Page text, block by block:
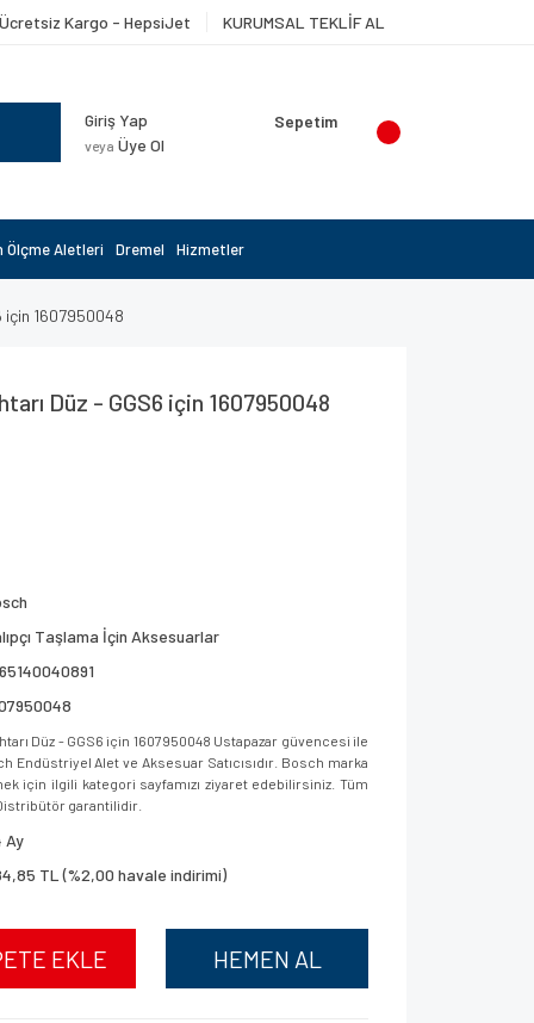
Kargo - HepsiJet KURUMSAL TEKLİF AL
Giriş Yap
veya Üye Ol
Sepetim
Ölçme Aletleri Dremel Hizmetler
için 1607950048
Düz - GGS6 için 1607950048
Taşlama İçin Aksesuarlar
Düz - GGS6 için 1607950048 Ustapazar güvencesi ile
Endüstriyel Alet ve Aksesuar Satıcısıdır. Bosch marka
için ilgili kategori sayfamızı ziyaret edebilirsiniz. Tüm
garantilidir.
Ay
TL (%2,00 havale indirimi)
EKLE HEMEN AL